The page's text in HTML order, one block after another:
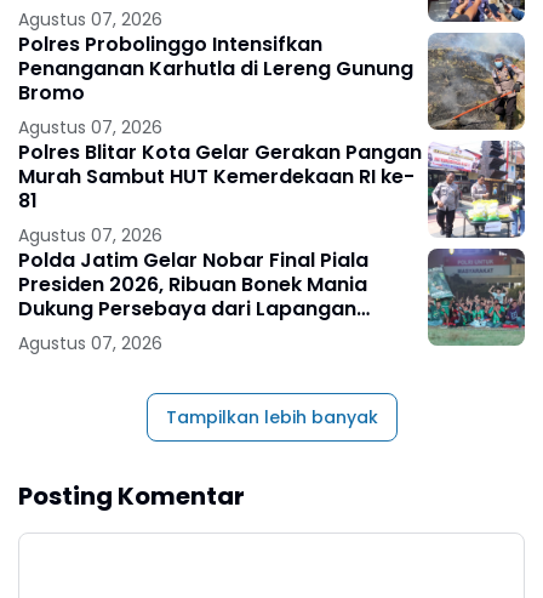
Agustus 07, 2026
Polres Probolinggo Intensifkan
Penanganan Karhutla di Lereng Gunung
Bromo
Agustus 07, 2026
Polres Blitar Kota Gelar Gerakan Pangan
Murah Sambut HUT Kemerdekaan RI ke-
81
Agustus 07, 2026
Polda Jatim Gelar Nobar Final Piala
Presiden 2026, Ribuan Bonek Mania
Dukung Persebaya dari Lapangan
Mapolda
Agustus 07, 2026
Tampilkan lebih banyak
Posting Komentar